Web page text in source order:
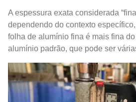
A espessura exata considerada
dependendo do contexto
folha de alumínio fina é mais fina
alumínio padrão, que pode ser